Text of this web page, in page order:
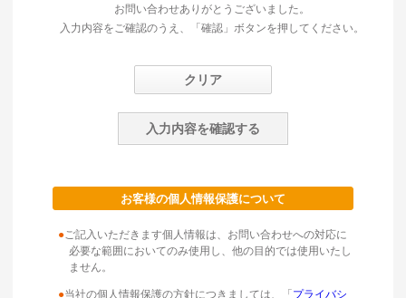
お問い合わせありがとうございました。
入力内容をご確認のうえ、「確認」ボタンを押してください。
お客様の個人情報保護について
●ご記入いただきます個人情報は、お問い合わせへの対応に
必要な範囲においてのみ使用し、他の目的では使用いたし
ません。
●当社の個人情報保護の方針につきましては、「プライバシ